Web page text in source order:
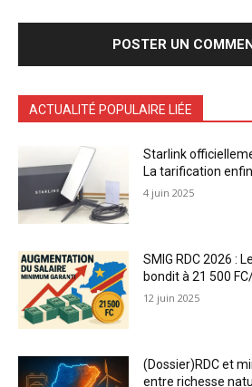
ACTUALITÉ POPULAIRE LIÉE
Starlink
La tarification
4 juin 2025
SMIG RDC 2026 :
bondit à 21 500
12 juin 2025
(Dossier)RDC et
entre richesse